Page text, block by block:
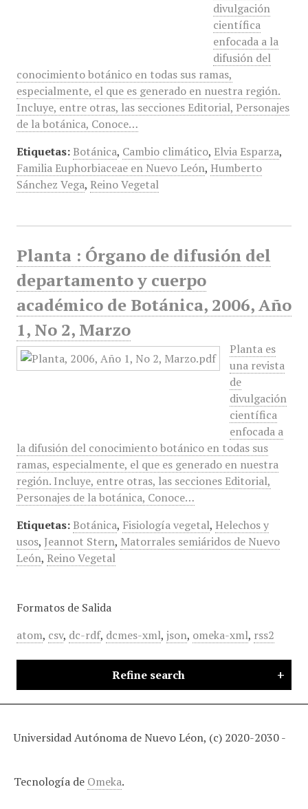
divulgación
científica
enfocada a la
difusión del
conocimiento botánico en todas sus ramas,
especialmente, el que es generado en nuestra región.
Incluye, entre otras, las secciones Editorial, Personajes
de la botánica, Conoce…
Etiquetas: Botánica, Cambio climático, Elvia Esparza,
Familia Euphorbiaceae en Nuevo León, Humberto
Sánchez Vega, Reino Vegetal
Planta : Órgano de difusión del
departamento y cuerpo
académico de Botánica, 2006, Año
1, No 2, Marzo
Planta es
una revista
de
divulgación
científica
enfocada a
la difusión del conocimiento botánico en todas sus
ramas, especialmente, el que es generado en nuestra
región. Incluye, entre otras, las secciones Editorial,
Personajes de la botánica, Conoce…
Etiquetas: Botánica, Fisiología vegetal, Helechos y
usos, Jeannot Stern, Matorrales semiáridos de Nuevo
León, Reino Vegetal
Formatos de Salida
atom, csv, dc-rdf, dcmes-xml, json, omeka-xml, rss2
Refine search
Universidad Autónoma de Nuevo Léon, (c) 2020-2030 -
Tecnología de Omeka.